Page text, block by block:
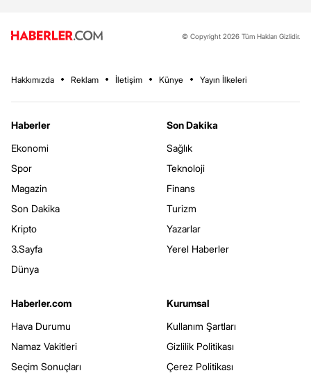
© Copyright 2026 Tüm Hakları Gizlidir.
Hakkımızda Reklam İletişim Künye Yayın İlkeleri
Haberler
Ekonomi
Spor
Magazin
Son Dakika
Kripto
3.Sayfa
Dünya
Son Dakika
Sağlık
Teknoloji
Finans
Turizm
Yazarlar
Yerel Haberler
Haberler.com
Hava Durumu
Namaz Vakitleri
Seçim Sonuçları
Kurumsal
Kullanım Şartları
Gizlilik Politikası
Çerez Politikası